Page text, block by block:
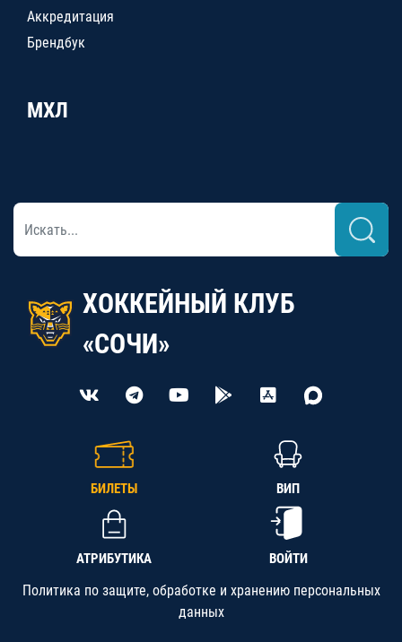
Аккредитация
Брендбук
МХЛ
ХОККЕЙНЫЙ КЛУБ
«СОЧИ»
БИЛЕТЫ ВИП
АТРИБУТИКА ВОЙТИ
Политика по защите, обработке и хранению персональных
данных